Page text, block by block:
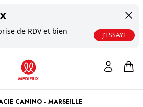
de RDV et bien
J'ESSAYE
CANINO - MARSEILLE